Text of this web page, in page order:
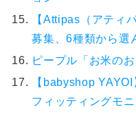
【Attipas（アティ
募集、6種類から選
ピープル「お米の
【babyshop
フィッティングモ